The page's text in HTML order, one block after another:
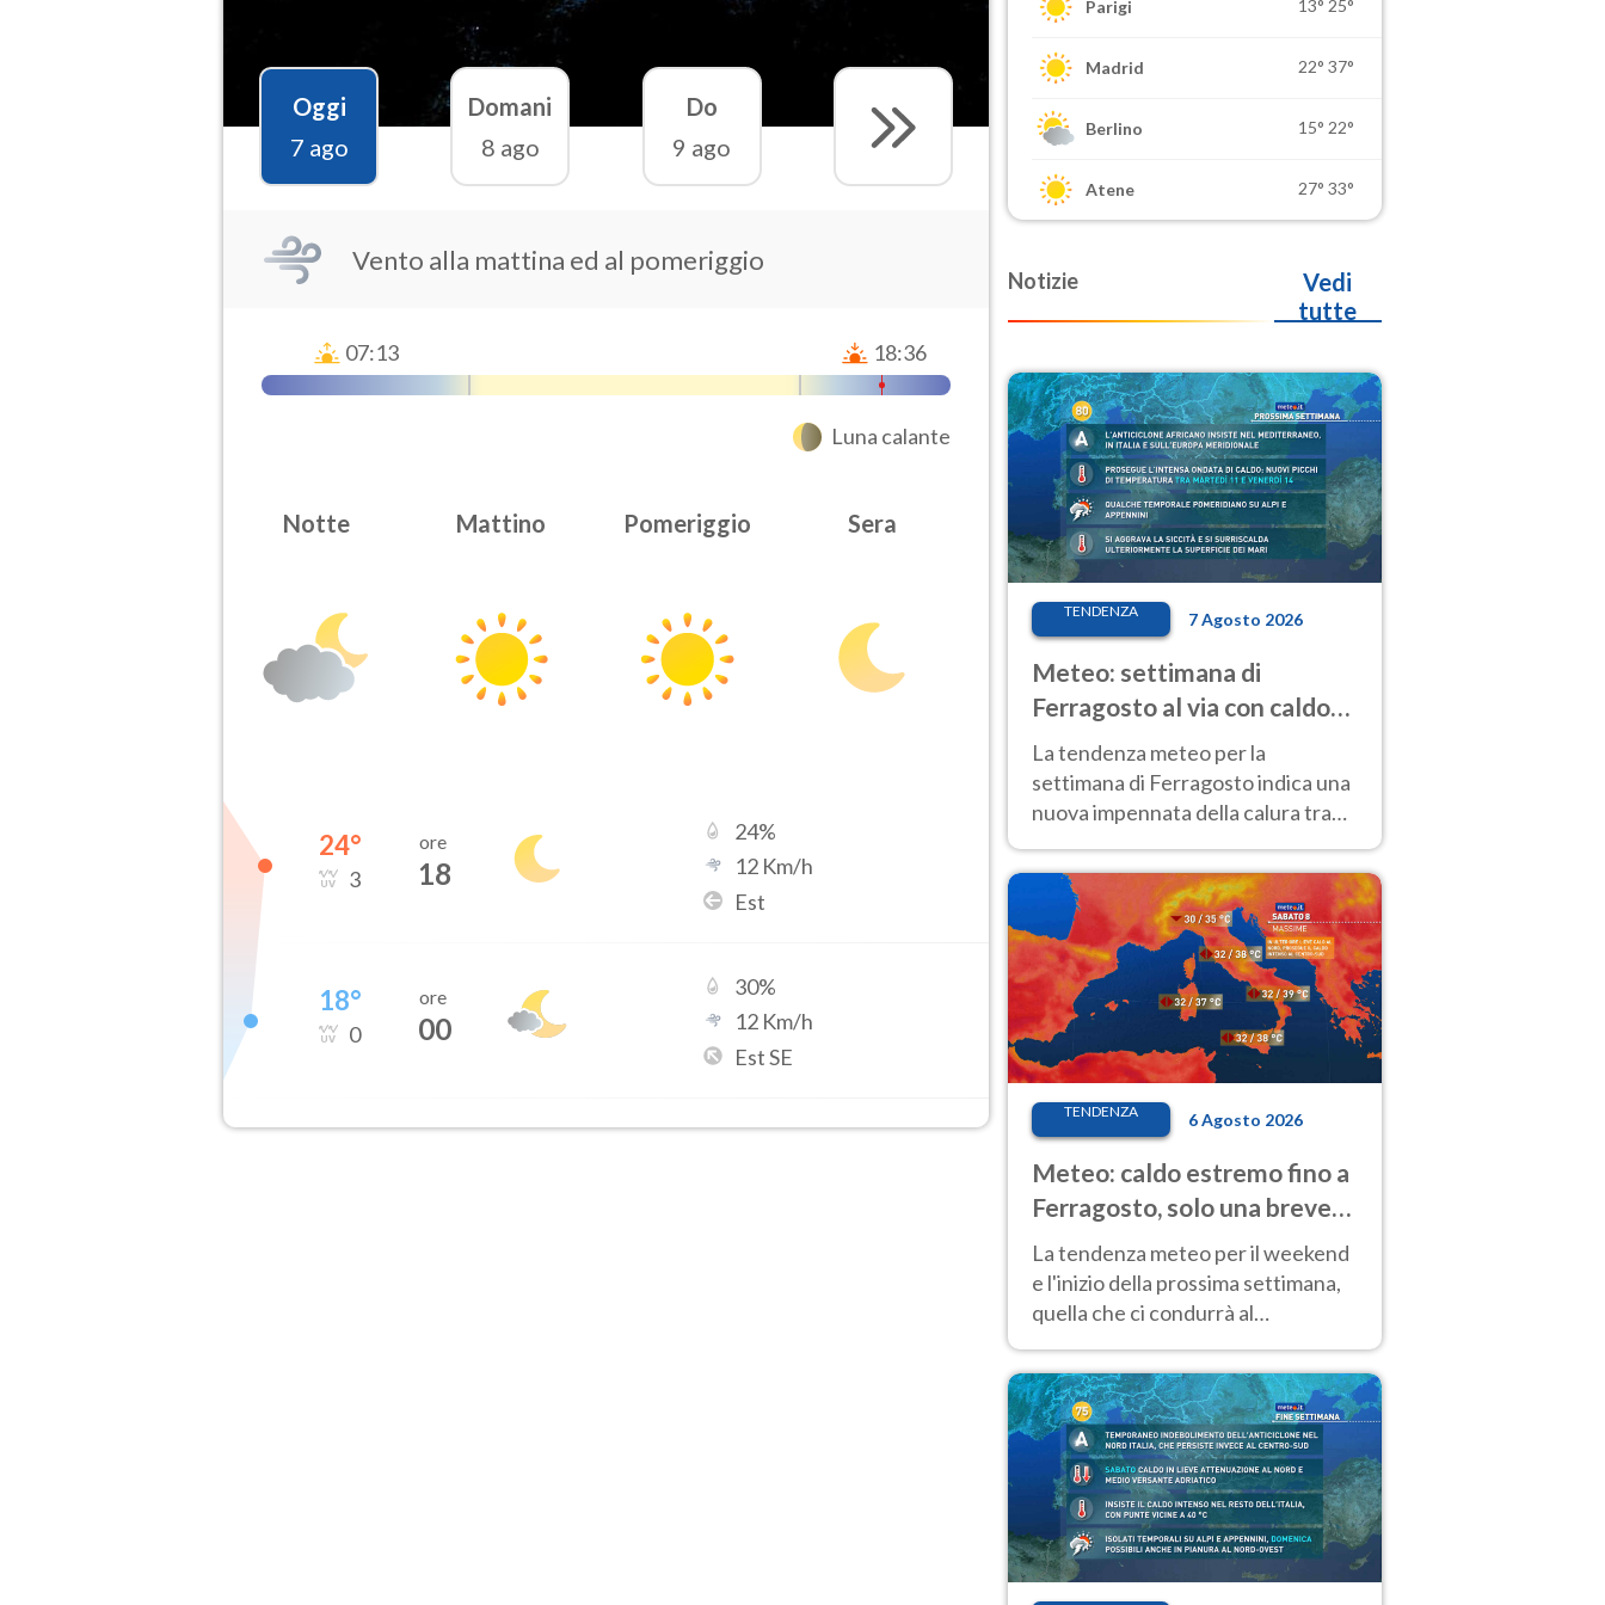
Oggi
7 ago
Domani
8 ago
Do
9 ago
Vento alla mattina ed al pomeriggio
07:13 18:36
Luna calante
Notte Mattino Pomeriggio Sera
24°
3
ore
18
24%
12 Km/h
Est
18°
0
ore
00
30%
12 Km/h
Est SE
Parigi 13° 25°
Madrid 22° 37°
Berlino 15° 22°
Atene 27° 33°
Notizie
Vedi
tutte
TENDENZA 7 Agosto 2026
Meteo: settimana di
Ferragosto al via con caldo
intenso e qualche temporale
La tendenza meteo per la
settimana di Ferragosto indica una
nuova impennata della calura tra
anche al Nord.
TENDENZA 6 Agosto 2026
Meteo: caldo estremo fino a
Ferragosto, solo una breve
pausa. Ecco dove
La tendenza meteo per il weekend
e l'inizio della prossima settimana,
quella che ci condurrà al
temperature molto elevate